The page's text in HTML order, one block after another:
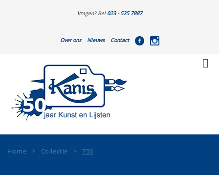
Vragen? Bel 023 - 525 7887
Over ons Nieuws Contact
Home > Collectie >756